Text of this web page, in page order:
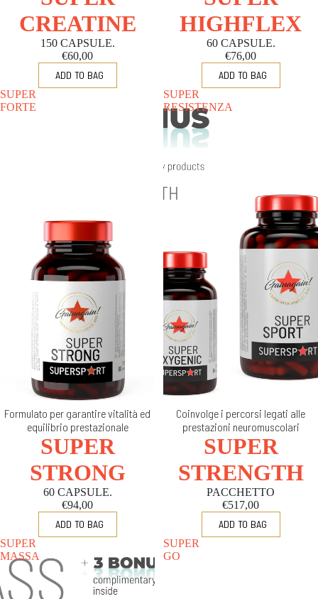
CREATINE
150 CAPSULE.
€60,00
HIGHFLEX
60 CAPSULE.
€76,00
SUPER
FORTE
Formulato per garantire vitalità ed
equilibrio prestazionale
SUPER
STRONG
60 CAPSULE.
€94,00
SUPER
RESISTENZA
Coinvolge i percorsi legati alle
prestazioni neuromuscolari
SUPER
STRENGTH
PACCHETTO
€517,00
SUPER
MASSA
SUPER
GO